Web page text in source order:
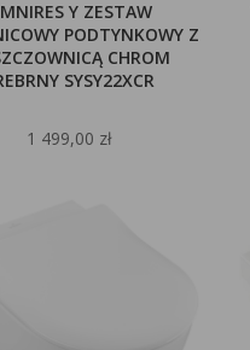
Y ZESTAW
PODTYNKOWY Z
CHROM
SYSY22XCR
1 499,00 zł